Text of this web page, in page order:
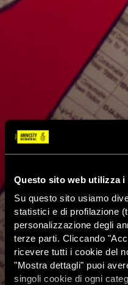
Questo sito web utilizza i
Su questo sito usiamo
statistici e di profilazione
personalizzazione degli
terze parti. Cliccando
ricevere tutti i cookie del
"Mostra dettagli" puoi
singoli cookie di ogni